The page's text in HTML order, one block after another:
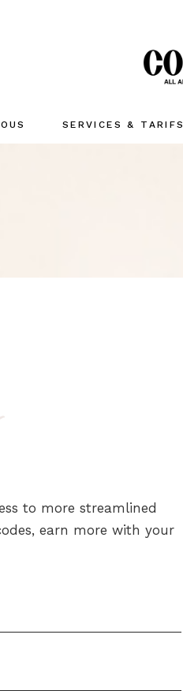
SERVICES & TARIFS
to more streamlined
earn more with your